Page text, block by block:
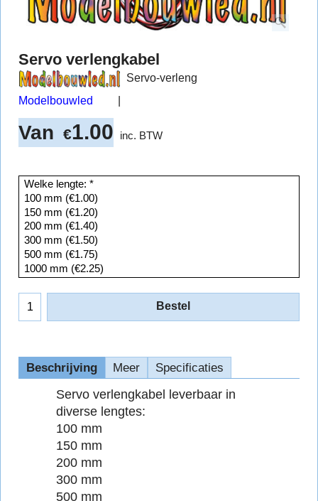
Servo verlengkabel
Modelbouwled
Servo-verleng
Van €1.00 inc. BTW
Bestel
Beschrijving Meer Specificaties
Servo verlengkabel leverbaar in
diverse lengtes:
100 mm
150 mm
200 mm
300 mm
500 mm